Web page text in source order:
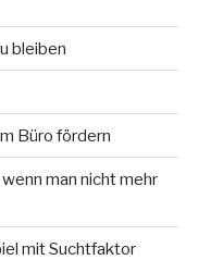
bleiben
Büro fördern
man nicht mehr
mit Suchtfaktor